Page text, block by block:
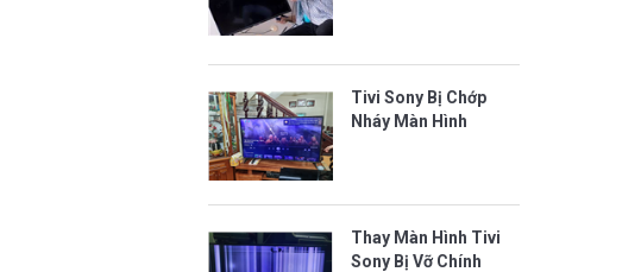
Tivi Sony Bị Chớp
Nháy Màn Hình
Thay Màn Hình Tivi
Sony Bị Vỡ Chính